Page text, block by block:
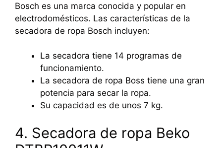
Bosch es una marca conocida y popular en
electrodomésticos. Las características de la
secadora de ropa Bosch incluyen:
La secadora tiene 14 programas de
funcionamiento.
La secadora de ropa Boss tiene una gran
potencia para secar la ropa.
Su capacidad es de unos 7 kg.
4. Secadora de ropa Beko